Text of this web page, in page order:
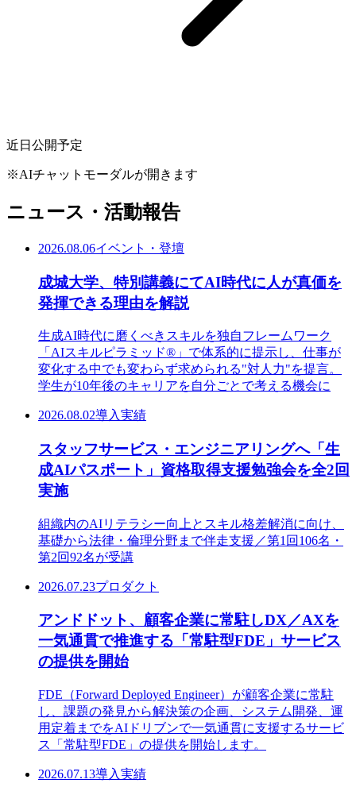
近日公開予定
※AIチャットモーダルが開きます
ニュース・活動報告
2026.08.06イベント・登壇
成城大学、特別講義にてAI時代に人が真価を
発揮できる理由を解説
生成AI時代に磨くべきスキルを独自フレームワーク
「AIスキルピラミッド®」で体系的に提示し、仕事が
変化する中でも変わらず求められる"対人力"を提言。
学生が10年後のキャリアを自分ごとで考える機会に
2026.08.02導入実績
スタッフサービス・エンジニアリングへ「生
成AIパスポート」資格取得支援勉強会を全2回
実施
組織内のAIリテラシー向上とスキル格差解消に向け、
基礎から法律・倫理分野まで伴走支援／第1回106名・
第2回92名が受講
2026.07.23プロダクト
アンドドット、顧客企業に常駐しDX／AXを
一気通貫で推進する「常駐型FDE」サービス
の提供を開始
FDE（Forward Deployed Engineer）が顧客企業に常駐
し、課題の発見から解決策の企画、システム開発、運
用定着までをAIドリブンで一気通貫に支援するサービ
ス「常駐型FDE」の提供を開始します。
2026.07.13導入実績